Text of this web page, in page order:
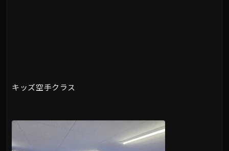
キッズ空手クラス